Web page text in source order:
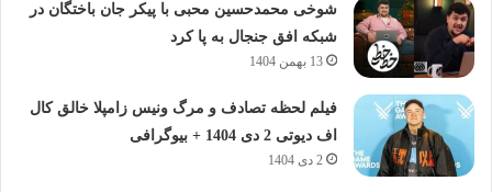
شوخی محمدحسین محبی با پیکر جان باختگان در
شبکه افق جنجال به پا کرد
13 بهمن 1404
فیلم لحظه تصادف و مرگ ونیس زامپلا خالق کال
اف دیوتی 2 دی 1404 + بیوگرافی
2 دی 1404